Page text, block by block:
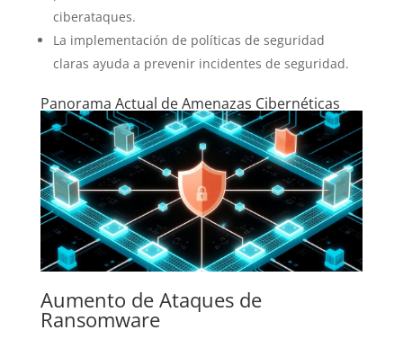
ciberataques.
La implementación de políticas de seguridad
claras ayuda a prevenir incidentes de seguridad.
Panorama Actual de Amenazas Cibernéticas
Aumento de Ataques de
Ransomware